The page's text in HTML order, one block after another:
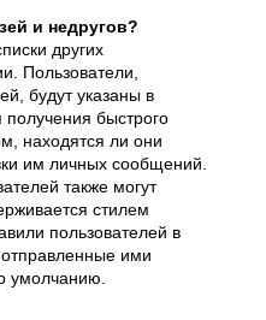
и недругов?
других
Пользователи,
будут указаны в
быстрого
находятся ли они
им личных сообщений.
также могут
стилем
пользователей в
ими
умолчанию.